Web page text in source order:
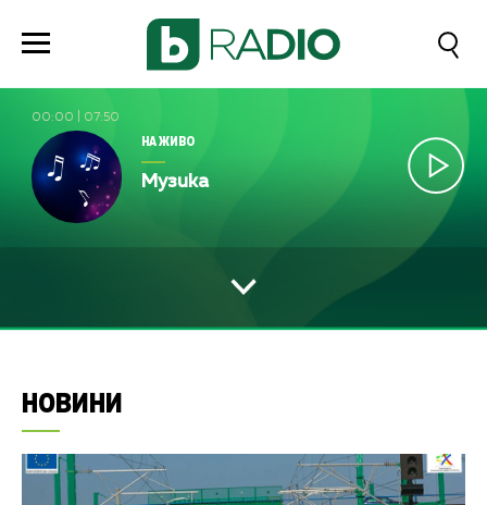
00:00 07:50
НА ЖИВО
Музика
НОВИНИ